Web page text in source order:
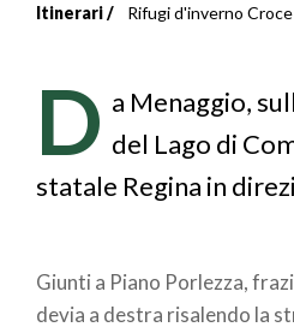
Briciole
di
pane
Itinerari Rifugi d'inverno
D a Menaggio,
del Lago di
statale Regina in
Giunti a Piano Porlezza,
devia a destra risalendo la